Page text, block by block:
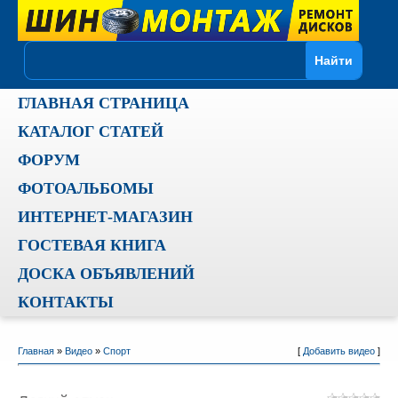
ГЛАВНАЯ СТРАНИЦА
КАТАЛОГ СТАТЕЙ
ФОРУМ
ФОТОАЛЬБОМЫ
ИНТЕРНЕТ-МАГАЗИН
ГОСТЕВАЯ КНИГА
ДОСКА ОБЪЯВЛЕНИЙ
КОНТАКТЫ
Главная» Видео» Спорт [ Добавить видео]